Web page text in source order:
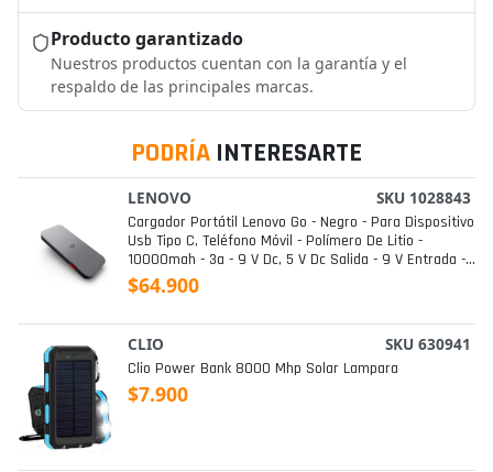
Producto garantizado
Nuestros productos cuentan con la garantía y el
respaldo de las principales marcas.
PODRÍA INTERESARTE
LENOVO SKU 1028843
Cargador Portátil Lenovo Go - Negro - Para Dispositivo
Usb Tipo C, Teléfono Móvil - Polímero De Litio -
10000mah - 3a - 9 V Dc, 5 V Dc Salida - 9 V Entrada -
Negro
$64.900
CLIO SKU 630941
Clio Power Bank 8000 Mhp Solar Lampara
$7.900